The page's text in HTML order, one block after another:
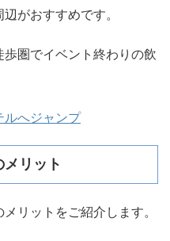
辺がおすすめです。
圏でイベント終わりの飲
ルへジャンプ
リット
リットをご紹介します。